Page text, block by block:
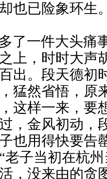
也已险象环生
了一件大头痛
上，时时大声
出。段天德初
猛然省悟，原
这样一来，要
，金风初动，
也用得快要告
老子当初在杭
，没来由的贪